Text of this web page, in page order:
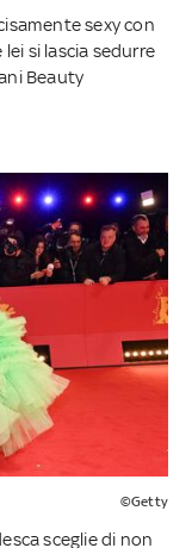
sexy con
si lascia sedurre
Beauty
©Getty
sceglie di non